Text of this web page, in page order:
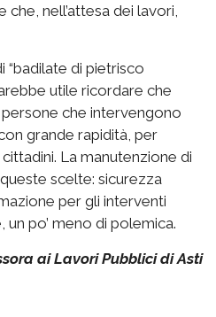
nell’attesa dei lavori,
“badilate di pietrisco
utile ricordare che
che intervengono
grande rapidità, per
La manutenzione di
scelte: sicurezza
per gli interventi
po’ meno di polemica.
ai Lavori Pubblici di Asti